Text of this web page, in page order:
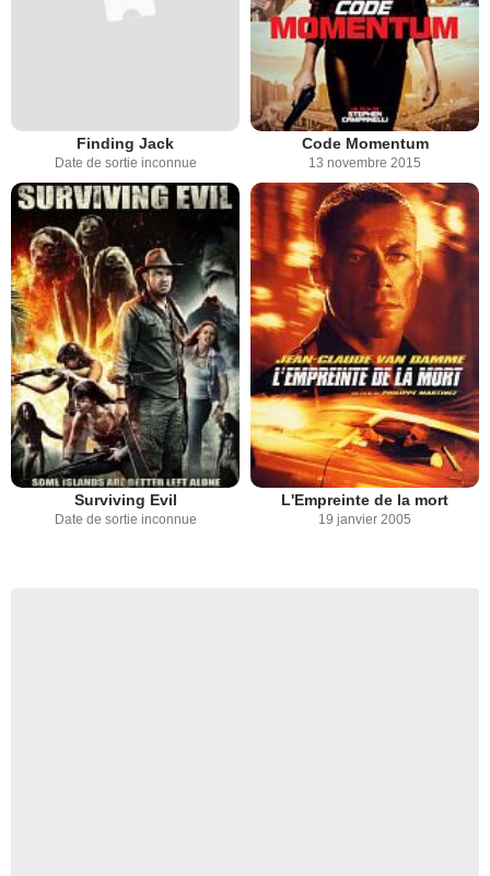
Finding Jack
Date de sortie inconnue
Code Momentum
13 novembre 2015
Surviving Evil
Date de sortie inconnue
L'Empreinte de la mort
19 janvier 2005